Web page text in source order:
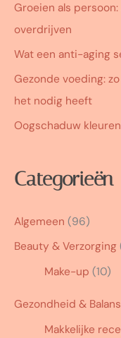
Groeien als
overdrijven
Wat een anti-aging
Gezonde voeding:
het nodig heeft
Oogschaduw
Categorieën
Algemeen (96)
Beauty & Verzorging
Make-up (10)
Gezondheid & Balans
Makkelijke